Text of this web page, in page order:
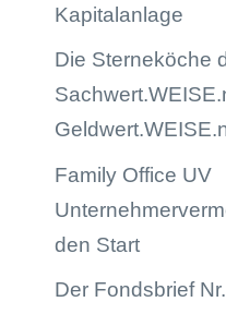
Kapitalanlage
Die Sterneköche
Family Office UV
den Start
Der Fondsbrief